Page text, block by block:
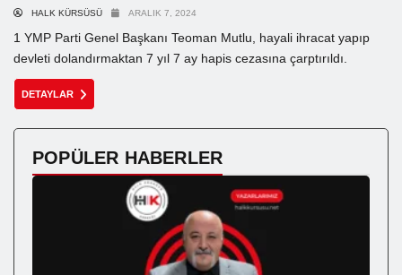
HALK KÜRSÜSÜ ARALIK 7, 2024
1 YMP Parti Genel Başkanı Teoman Mutlu, hayali ihracat yapıp
devleti dolandırmaktan 7 yıl 7 ay hapis cezasına çarptırıldı.
DETAYLAR
POPÜLER HABERLER